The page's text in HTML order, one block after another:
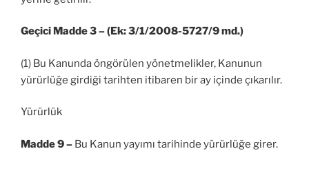
Geçici Madde 3 – (Ek: 3/1/2008-5727/9 md.)
(1) Bu Kanunda öngörülen yönetmelikler, Kanunun
yürürlüğe girdiği tarihten itibaren bir ay içinde çıkarılır.
Yürürlük
Madde 9 – Bu Kanun yayımı tarihinde yürürlüğe girer.